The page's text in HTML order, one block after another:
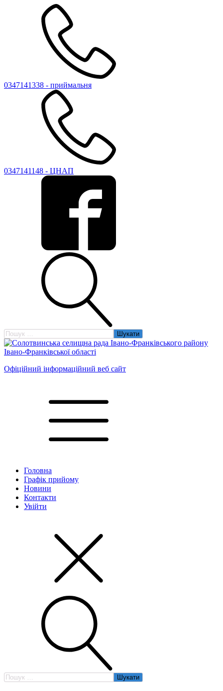
0347141338 - приймальня
0347141148 - ЦНАП
Пошук:
Офіційний інформаційний веб сайт
Головна
Графік прийому
Новини
Контакти
Увійти
Пошук: